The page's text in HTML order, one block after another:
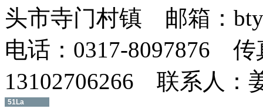
头市寺门村镇 邮箱：
电话：0317-8097876
13102706266 联系人：
51La